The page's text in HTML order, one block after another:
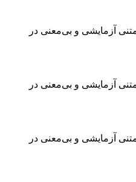
آزمایشی و بی‌معنی در
آزمایشی و بی‌معنی در
آزمایشی و بی‌معنی در